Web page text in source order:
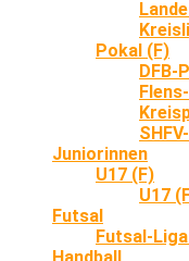
Pokal (F)
DFB-
Juniorinnen
U17 (F)
U17
Futsal
Futsal-
Handball